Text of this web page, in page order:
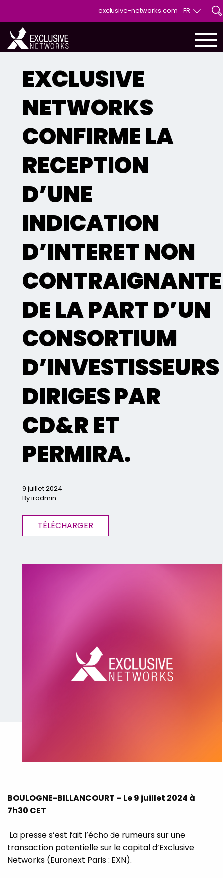
exclusive-networks.com FR
EXCLUSIVE
NETWORKS
CONFIRME LA
RECEPTION
D’UNE
INDICATION
D’INTERET NON
CONTRAIGNANTE
DE LA PART D’UN
CONSORTIUM
D’INVESTISSEURS
DIRIGES PAR
CD&R ET
PERMIRA.
9 juillet 2024
By iradmin
TÉLÉCHARGER
BOULOGNE-BILLANCOURT – Le 9 juillet 2024 à
7h30 CET
La presse s’est fait l’écho de rumeurs sur une
transaction potentielle sur le capital d’Exclusive
Networks (Euronext Paris : EXN).